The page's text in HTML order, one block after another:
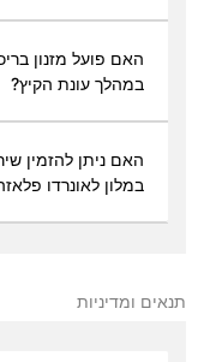
האם פועל מזנון
במהלך עונת הקיץ?
האם ניתן להזמין
במלון לאונרדו
תנאים ומדיניות